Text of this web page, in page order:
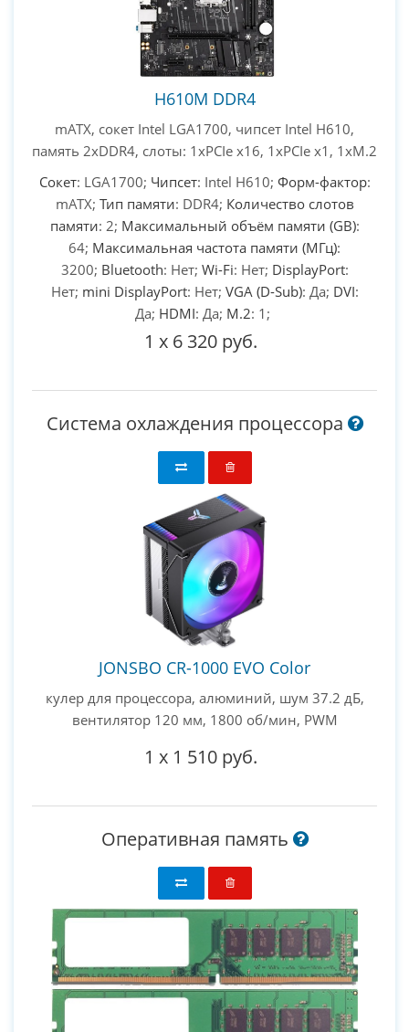
H610M DDR4
mATX, сокет Intel LGA1700, чипсет Intel H610,
память 2xDDR4, слоты: 1xPCIe x16, 1xPCIe x1, 1xM.2
Сокет: LGA1700; Чипсет: Intel H610; Форм-фактор:
mATX; Тип памяти: DDR4; Количество слотов
памяти: 2; Максимальный объём памяти (GB):
64; Максимальная частота памяти (МГц):
3200; Bluetooth: Нет; Wi-Fi: Нет; DisplayPort:
Нет; mini DisplayPort: Нет; VGA (D-Sub): Да; DVI:
Да; HDMI: Да; M.2: 1;
1 x 6 320 руб.
Система охлаждения процессора
JONSBO CR-1000 EVO Color
кулер для процессора, алюминий, шум 37.2 дБ,
вентилятор 120 мм, 1800 об/мин, PWM
1 x 1 510 руб.
Оперативная память